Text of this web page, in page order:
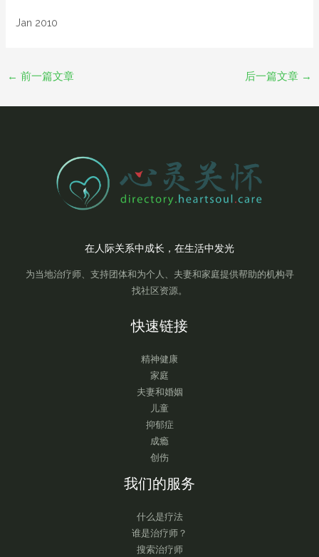
Jan 2010
← 前一篇文章 后一篇文章 →
在人际关系中成长，在生活中发光
为当地治疗师、支持团体和为个人、夫妻和家庭提供帮助的机构寻
找社区资源。
快速链接
精神健康
家庭
夫妻和婚姻
儿童
抑郁症
成瘾
创伤
我们的服务
什么是疗法
谁是治疗师？
搜索治疗师